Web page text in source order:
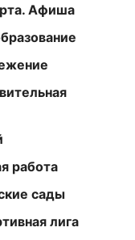
Афиша
работа
сады
лига